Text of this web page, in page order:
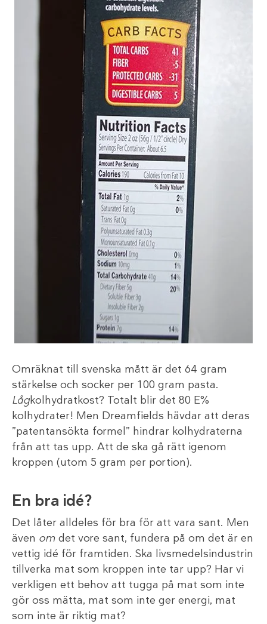
Omräknat till svenska mått är det 64 gram
stärkelse och socker per 100 gram pasta.
Lågkolhydratkost? Totalt blir det 80 E%
kolhydrater! Men Dreamfields hävdar att deras
”patentansökta formel” hindrar kolhydraterna
från att tas upp. Att de ska gå rätt igenom
kroppen (utom 5 gram per portion).
En bra idé?
Det låter alldeles för bra för att vara sant. Men
även om det vore sant, fundera på om det är en
vettig idé för framtiden. Ska livsmedelsindustrin
tillverka mat som kroppen inte tar upp? Har vi
verkligen ett behov att tugga på mat som inte
gör oss mätta, mat som inte ger energi, mat
som inte är riktig mat?